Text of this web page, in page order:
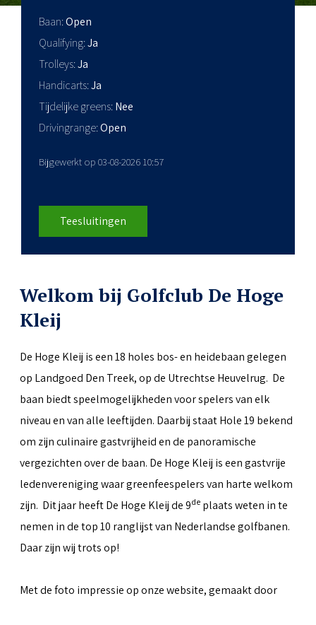
Baan Open
Qualifying Ja
Trolleys Ja
Handicarts Ja
Tijdelijke greens Nee
Drivingrange Open
Bijgewerkt op 03-08-2026 10:57
Teesluitingen
Welkom bij Golfclub De Hoge
Kleij
De Hoge Kleij is een 18 holes bos- en heidebaan gelegen
op Landgoed Den Treek, op de Utrechtse Heuvelrug. De
baan biedt speelmogelijkheden voor spelers van elk
niveau en van alle leeftijden. Daarbij staat Hole 19 bekend
om zijn culinaire gastvrijheid en de panoramische
vergezichten over de baan. De Hoge Kleij is een gastvrije
ledenvereniging waar greenfeespelers van harte welkom
zijn. Dit jaar heeft De Hoge Kleij de 9de plaats weten in te
nemen in de top 10 ranglijst van Nederlandse golfbanen.
Daar zijn wij trots op!
Met de foto impressie op onze website, gemaakt door